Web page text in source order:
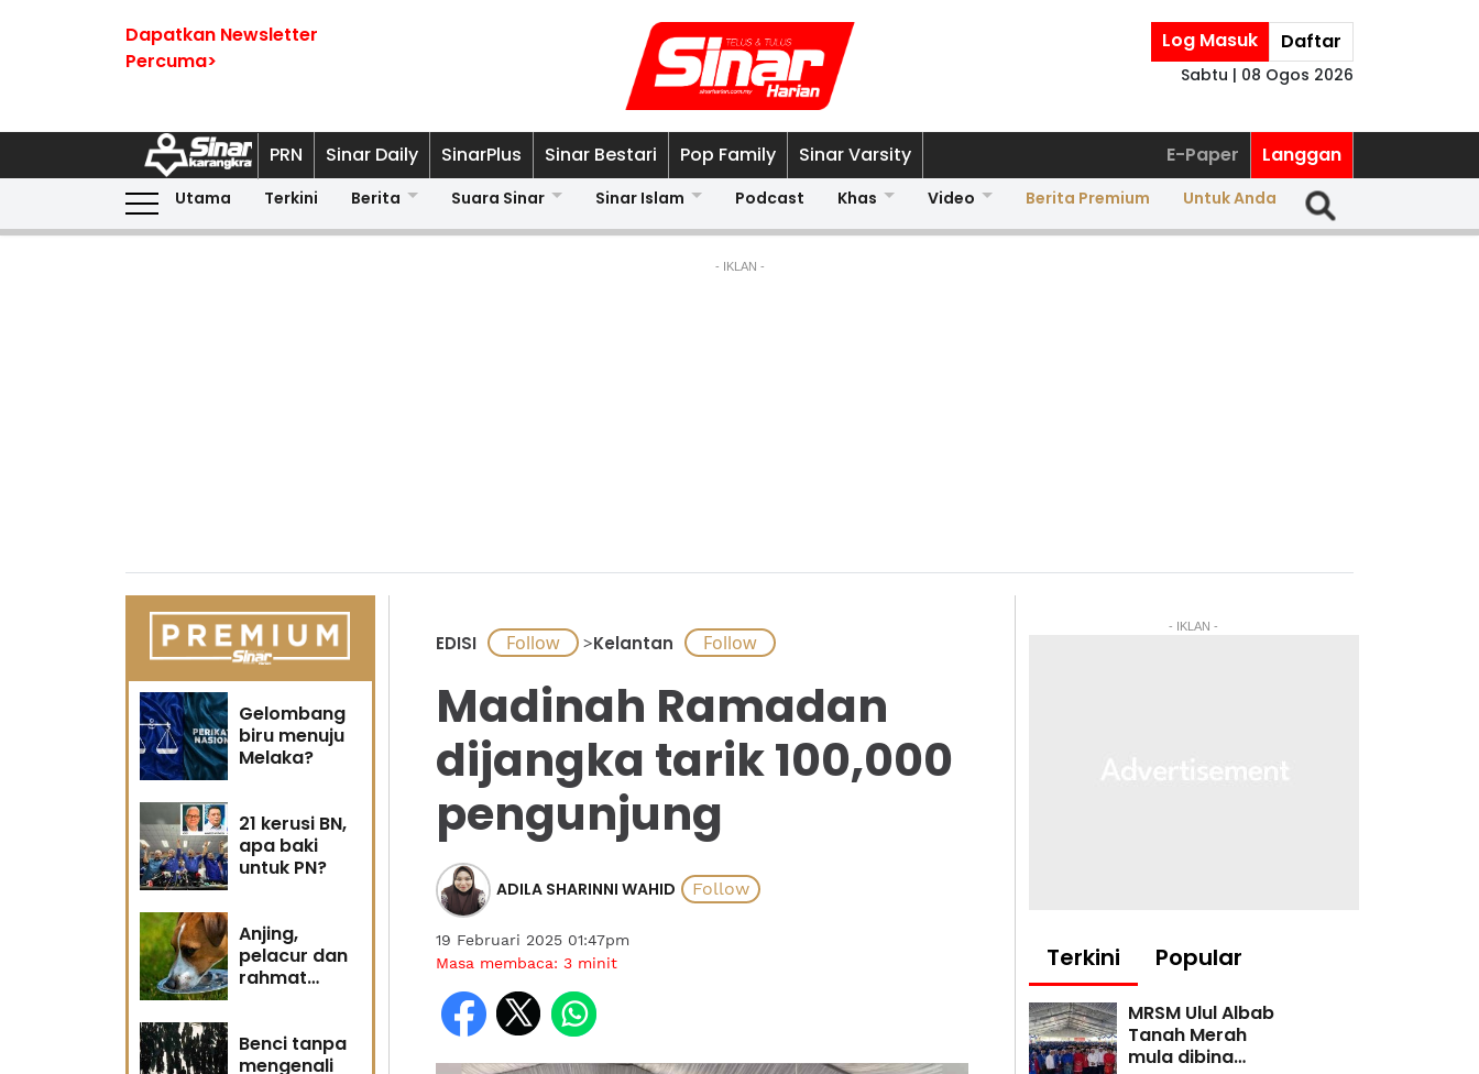
Dapatkan Newsletter
Percuma>
Log Masuk Daftar
Sabtu | 08 Ogos 2026
PRN Sinar Daily SinarPlus Sinar Bestari Pop Family Sinar Varsity E-Paper Langgan
Utama Terkini Berita Suara Sinar Sinar Islam Podcast Khas Video Berita Premium Untuk Anda
- IKLAN -
Gelombang
biru menuju
Melaka?
21 kerusi BN,
apa baki
untuk PN?
Anjing,
pelacur dan
rahmat
Benci tanpa
mengenali
EDISI >Kelantan
Madinah Ramadan
dijangka tarik 100,000
pengunjung
ADILA SHARINNI WAHID
19 Februari 2025 01:47pm
Masa membaca: 3minit
- IKLAN -
Terkini Popular
MRSM Ulul Albab
Tanah Merah
mula dibina